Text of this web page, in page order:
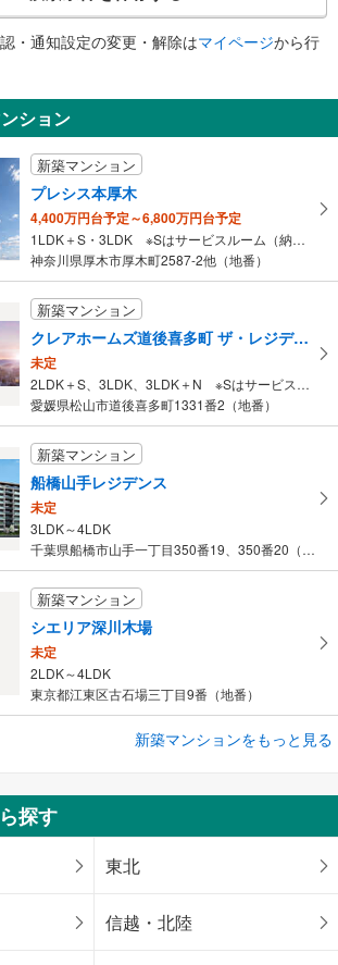
・通知設定の変更・解除はマイページから行
ション
新築マンション
プレシス本厚木
4,400万円台予定～6,800万円台予定
1LDK＋S・3LDK ※Sはサービスルーム（納戸）です。
神奈川県厚木市厚木町2587-2他（地番）
新築マンション
クレアホームズ道後喜多町 ザ・レジデンス
未定
2LDK＋S、3LDK、3LDK＋N ※Sはサービスルーム（納戸）です。 ※Nは納戸です。
愛媛県松山市道後喜多町1331番2（地番）
新築マンション
船橋山手レジデンス
未定
3LDK～4LDK
千葉県船橋市山手一丁目350番19、350番20（地番）
新築マンション
シエリア深川木場
未定
2LDK～4LDK
東京都江東区古石場三丁目9番（地番）
新築マンション
未定
2LDK・3LDK
福岡県糟屋郡新宮町緑ケ浜四丁目1402-6（地番）
新築マンションをもっと見る
探す
東北
信越・北陸